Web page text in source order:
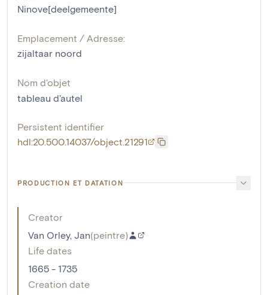
Ninove[deelgemeente]
Emplacement / Adresse:
zijaltaar noord
Nom d'objet
tableau d'autel
Persistent identifier
hdl:20.500.14037/object.21291
PRODUCTION ET DATATION
Creator
Van Orley, Jan(peintre)
Life dates
1665 - 1735
Creation date